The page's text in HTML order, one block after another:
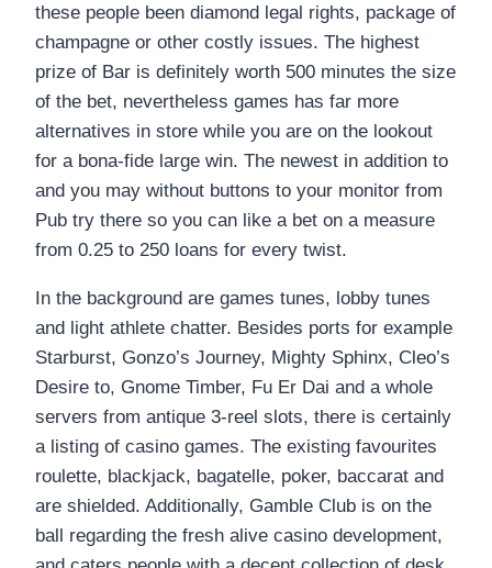
these people been diamond legal rights, package of
champagne or other costly issues. The highest
prize of Bar is definitely worth 500 minutes the size
of the bet, nevertheless games has far more
alternatives in store while you are on the lookout
for a bona-fide large win. The newest in addition to
and you may without buttons to your monitor from
Pub try there so you can like a bet on a measure
from 0.25 to 250 loans for every twist.
In the background are games tunes, lobby tunes
and light athlete chatter. Besides ports for example
Starburst, Gonzo’s Journey, Mighty Sphinx, Cleo’s
Desire to, Gnome Timber, Fu Er Dai and a whole
servers from antique 3-reel slots, there is certainly
a listing of casino games. The existing favourites
roulette, blackjack, bagatelle, poker, baccarat and
are shielded. Additionally, Gamble Club is on the
ball regarding the fresh alive casino development,